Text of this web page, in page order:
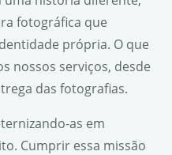
fotográfica que
própria. O que
nossos serviços, desde
das fotografias.
as em
Cumprir essa missão